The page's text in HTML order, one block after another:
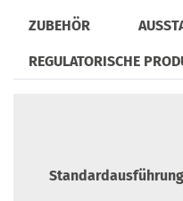
ZUBEHÖR
REGULATORISCHE